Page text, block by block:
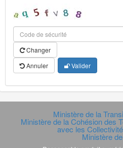
Changer
Annuler
Valider
Ministère de la
Ministère de la Cohésion des
avec les
Ministère